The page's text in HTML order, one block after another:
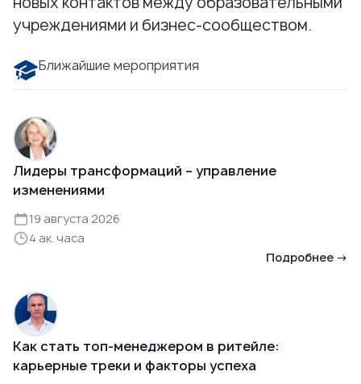
учреждениями и бизнес-сообществом.
Ближайшие мероприятия
Лидеры трансформаций – управление
изменениями
19 августа 2026
4 ак. часа
Подробнее →
Как стать топ-менеджером в ритейле:
карьерные треки и факторы успеха